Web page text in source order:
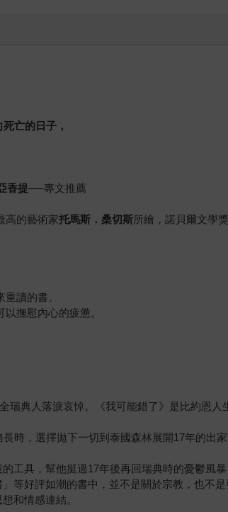
亡的日子，
香提──專文推薦
高的藝術家托馬斯．桑切斯所繪，諾貝爾文學
讀的書。
撫慰內心的疲憊。
瑞典人落淚哀悼。《我可能錯了》是比約恩
時，選擇拋下一切到泰國森林展開17年的
工具，幫他挺過17年後再回瑞典時的憂鬱風
等好評如潮的書中，並不是關於宗教，也不
和情感連結。